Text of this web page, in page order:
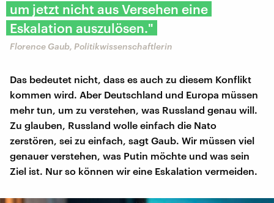
um jetzt nicht aus Versehen eine
Eskalation auszulösen."
Florence Gaub, Politikwissenschaftlerin
Das bedeutet nicht, dass es auch zu diesem Konflikt
kommen wird. Aber Deutschland und Europa müssen
mehr tun, um zu verstehen, was Russland genau will.
Zu glauben, Russland wolle einfach die Nato
zerstören, sei zu einfach, sagt Gaub. Wir müssen viel
genauer verstehen, was Putin möchte und was sein
Ziel ist. Nur so können wir eine Eskalation vermeiden.